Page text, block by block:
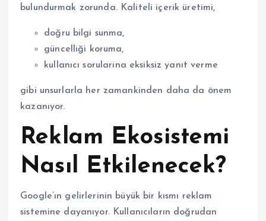
bulundurmak zorunda. Kaliteli içerik üretimi,
doğru bilgi sunma,
güncelliği koruma,
kullanıcı sorularına eksiksiz yanıt verme
gibi unsurlarla her zamankinden daha da önem
kazanıyor.
Reklam Ekosistemi
Nasıl Etkilenecek?
Google’ın gelirlerinin büyük bir kısmı reklam
sistemine dayanıyor. Kullanıcıların doğrudan